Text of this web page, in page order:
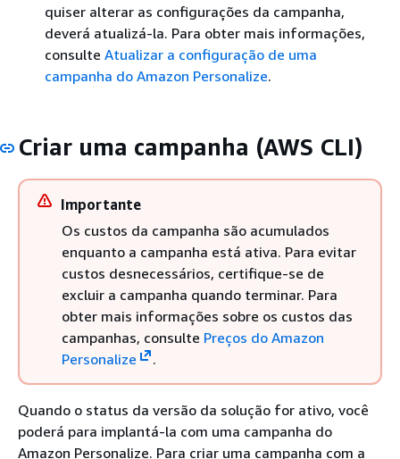
quiser alterar as configurações da campanha,
deverá atualizá-la. Para obter mais informações,
consulte Atualizar a configuração de uma
campanha do Amazon Personalize.
Criar uma campanha (AWS CLI)
Importante
Os custos da campanha são acumulados
enquanto a campanha está ativa. Para evitar
custos desnecessários, certifique-se de
excluir a campanha quando terminar. Para
obter mais informações sobre os custos das
campanhas, consulte Preços do Amazon
Personalize
.
Quando o status da versão da solução for ativo, você
poderá para implantá-la com uma campanha do
Amazon Personalize. Para criar uma campanha com a